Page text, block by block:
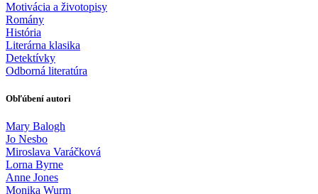
Motivácia a životopisy
Romány
História
Literárna klasika
Detektívky
Odborná literatúra
Obľúbení autori
Mary Balogh
Jo Nesbo
Miroslava Varáčková
Lorna Byrne
Anne Jones
Monika Wurm